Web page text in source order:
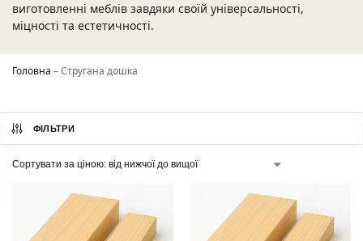
виготовленні меблів завдяки своїй універсальності,
міцності та естетичності.
Головна –Стругана дошка
ФІЛЬТРИ